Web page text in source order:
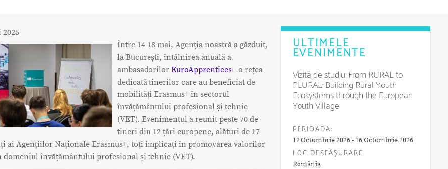
2025
Între 14-18 mai, Agenția noastră a găzduit,
la București, întâlnirea anuală a
ambasadorilor EuroApprentices - o rețea
dedicată tinerilor care au beneficiat de
mobilități Erasmus+ în sectorul
învățământului profesional și tehnic
(VET). Evenimentul a reunit peste 70 de
tineri din 12 țări europene, alături de 17
ai Agențiilor Naționale Erasmus+, toți implicați în promovarea valorilor
domeniul învățământului profesional și tehnic (VET).
ULTIMELE
EVENIMENTE
Vizită de studiu: From RURAL to
PLURAL: Building Rural Youth
Ecosystems through the European
Youth Village
PERIOADA:
12 Octombrie 2026 - 16 Octombrie 2026
LOC DESFĂŞURARE
România